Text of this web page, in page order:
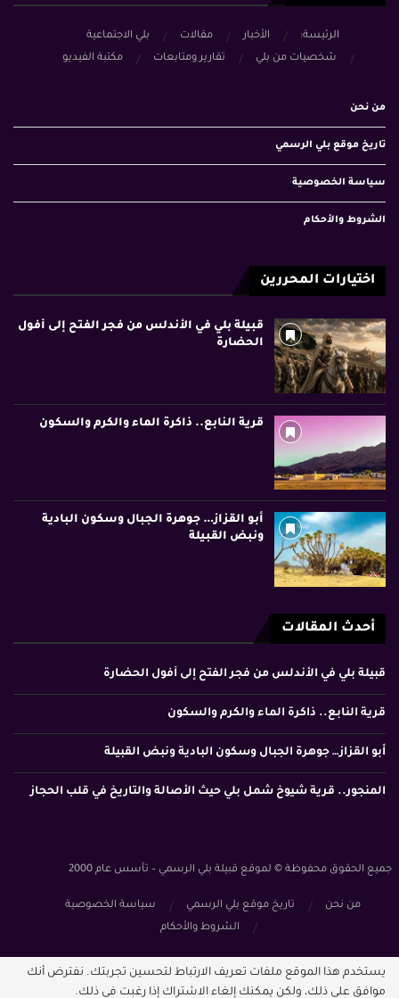
الرئيسة: الأخبار مقالات
بلي الاجتماعية
شخصيات من بلي
تقارير ومتابعات مكتبة الفيديو
من نحن
تاريخ موقع بلي الرسمي
سياسة الخصوصية
الشروط والأحكام
اختيارات المحررين
قبيلة بلي في الأندلس من فجر الفتح إلى أفول
الحضارة
قرية النابع.. ذاكرة الماء والكرم والسكون
أبو القزاز… جوهرة الجبال وسكون البادية
ونبض القبيلة
أحدث المقالات
قبيلة بلي في الأندلس من فجر الفتح إلى أفول الحضارة
قرية النابع.. ذاكرة الماء والكرم والسكون
أبو القزاز… جوهرة الجبال وسكون البادية ونبض القبيلة
المنجور.. قرية شيوخ شمل بلي حيث الأصالة والتاريخ في قلب الحجاز
جميع الحقوق محفوظة © لموقع قبيلة بلي الرسمي – تأسس عام 2000
من نحن تاريخ موقع بلي الرسمي
سياسة الخصوصية
الشروط والأحكام
يستخدم هذا الموقع ملفات تعريف الارتباط لتحسين تجربتك. نفترض أنك
موافق على ذلك، ولكن يمكنك إلغاء الاشتراك إذا رغبت في ذلك.